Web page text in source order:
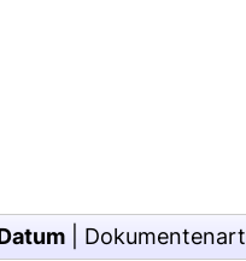
Dokumentenart